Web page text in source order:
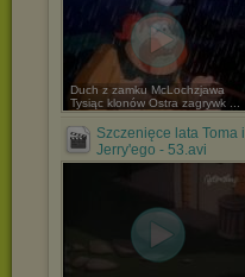
Duch z zamku McLochzjawa
Tysiąc klonów Ostra zagrywk ...
Szczenięce lata Toma i
Jerry'ego - 53.avi